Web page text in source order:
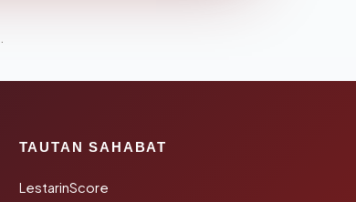
TAUTAN SAHABAT
LestarinScore